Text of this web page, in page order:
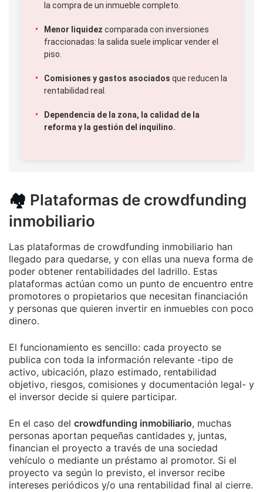
la compra de un inmueble completo.
Menor liquidez comparada con inversiones
fraccionadas: la salida suele implicar vender el
piso.
Comisiones y gastos asociados que reducen la
rentabilidad real.
Dependencia de la zona, la calidad de la
reforma y la gestión del inquilino.
🏘️ Plataformas de crowdfunding
inmobiliario
Las plataformas de crowdfunding inmobiliario han
llegado para quedarse, y con ellas una nueva forma de
poder obtener rentabilidades del ladrillo. Estas
plataformas actúan como un punto de encuentro entre
promotores o propietarios que necesitan financiación
y personas que quieren invertir en inmuebles con poco
dinero.
El funcionamiento es sencillo: cada proyecto se
publica con toda la información relevante -tipo de
activo, ubicación, plazo estimado, rentabilidad
objetivo, riesgos, comisiones y documentación legal- y
el inversor decide si quiere participar.
En el caso del crowdfunding inmobiliario, muchas
personas aportan pequeñas cantidades y, juntas,
financian el proyecto a través de una sociedad
vehículo o mediante un préstamo al promotor. Si el
proyecto va según lo previsto, el inversor recibe
intereses periódicos y/o una rentabilidad final al cierre.